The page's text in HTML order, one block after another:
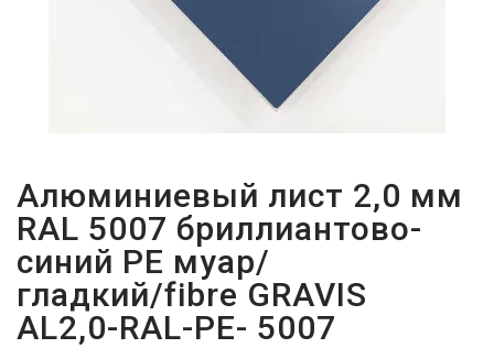
Алюминиевый лист 2,0 мм
RAL 5007 бриллиантово-
синий PE муар/
гладкий/fibre GRAVIS
AL2,0-RAL-PE- 5007